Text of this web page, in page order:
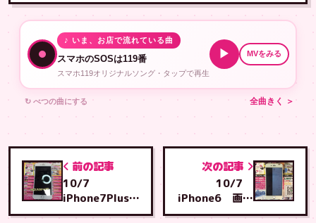
♪ いま、お店で流れている曲
スマホのSOSは119番
スマホ119オリジナルソング・タップで再生
▶ MVをみる
↻ べつの曲にする 全曲きく ＞
前の記事
10/7
iPhone7Plus
充電コネクタ交
次の記事
10/7
iPhone6 画面
交換 あいら店